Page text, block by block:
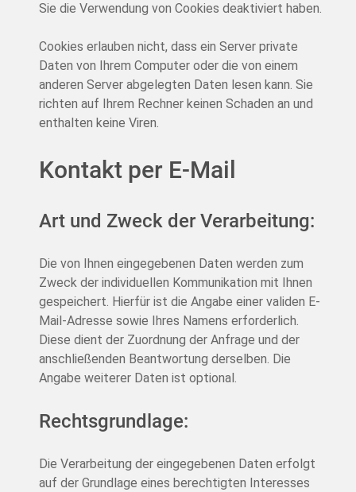
Sie die Verwendung von Cookies deaktiviert haben.
Cookies erlauben nicht, dass ein Server private
Daten von Ihrem Computer oder die von einem
anderen Server abgelegten Daten lesen kann. Sie
richten auf Ihrem Rechner keinen Schaden an und
enthalten keine Viren.
Kontakt per E-Mail
Art und Zweck der Verarbeitung:
Die von Ihnen eingegebenen Daten werden zum
Zweck der individuellen Kommunikation mit Ihnen
gespeichert. Hierfür ist die Angabe einer validen E-
Mail-Adresse sowie Ihres Namens erforderlich.
Diese dient der Zuordnung der Anfrage und der
anschließenden Beantwortung derselben. Die
Angabe weiterer Daten ist optional.
Rechtsgrundlage:
Die Verarbeitung der eingegebenen Daten erfolgt
auf der Grundlage eines berechtigten Interesses